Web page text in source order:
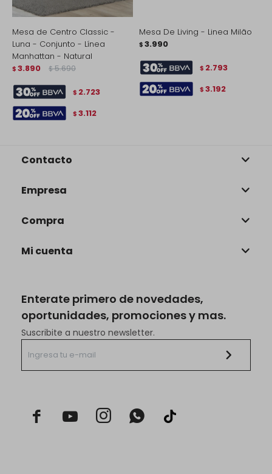
Mesa de Centro Classic -
Luna - Conjunto - Línea
Manhattan - Natural
$ 3.890 $ 5.690
$ 2.723
$ 3.112
Mesa De Living - Linea Milão
$ 3.990
$ 2.793
$ 3.192
Enterate primero de novedades,
oportunidades, promociones y mas.
Suscribite a nuestro newsletter.
  
Contacto
Empresa
Compra
Mi cuenta